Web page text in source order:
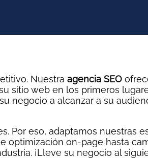
Nuestra agencia SEO
sitio web en los primeros
negocio a alcanzar a su
Por eso, adaptamos nuestras
optimización on-page hasta
¡Lleve su negocio al